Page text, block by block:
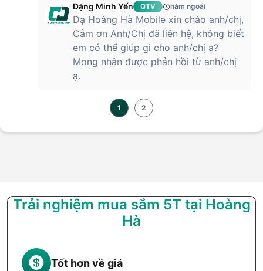
Đặng Minh Yến QTV năm ngoái
Dạ Hoàng Hà Mobile xin chào anh/chị,
Cảm ơn Anh/Chị đã liên hệ, không biết
em có thể giúp gì cho anh/chị ạ?
Mong nhận được phản hồi từ anh/chị
ạ.
1 2
Trải nghiệm mua sắm 5T tại Hoàng
Hà
Tốt hơn về giá